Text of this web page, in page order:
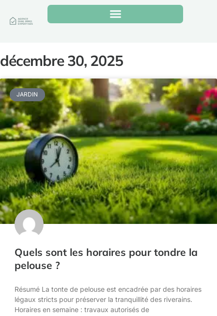
décembre 30, 2025
JARDIN
Quels sont les horaires pour tondre la
pelouse ?
Résumé La tonte de pelouse est encadrée par des horaires
légaux stricts pour préserver la tranquillité des riverains.
Horaires en semaine : travaux autorisés de